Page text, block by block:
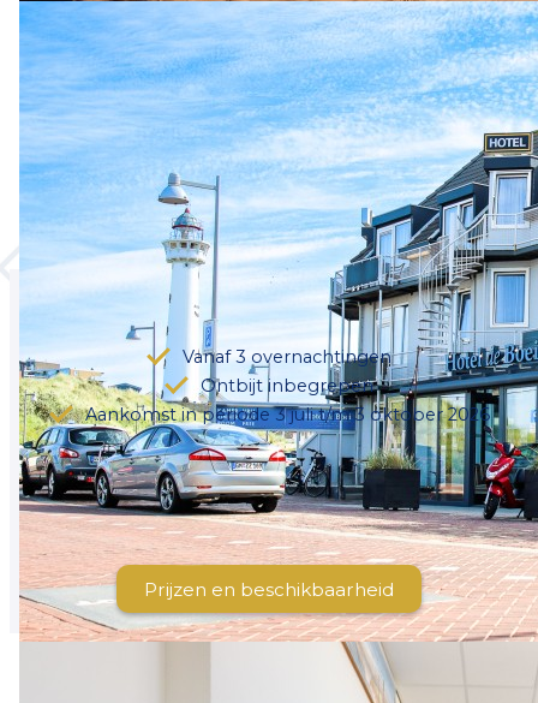
op uit te trekken? Vanuit Hotel de Boei wandelt
u zo het dorpscentrum in en ook het strand is
vlakbij.
Dit arrangement is te boeken vanaf 3
overnachtingen in een standaardkamer in Hotel
de Boei. Het ontbijt in Restaurant Jooi! is op alle
dagen inbegrepen.
Het arrangement
Vanaf 3 overnachtingen
Ontbijt inbegrepen
Aankomst in periode 3 juli t/m 3 oktober 2026
Bekijk de beschikbaarheid van dit arrangement en
kies daarna uw kamer.
vanaf € 247,50 p.p.
Prijzen en beschikbaarheid